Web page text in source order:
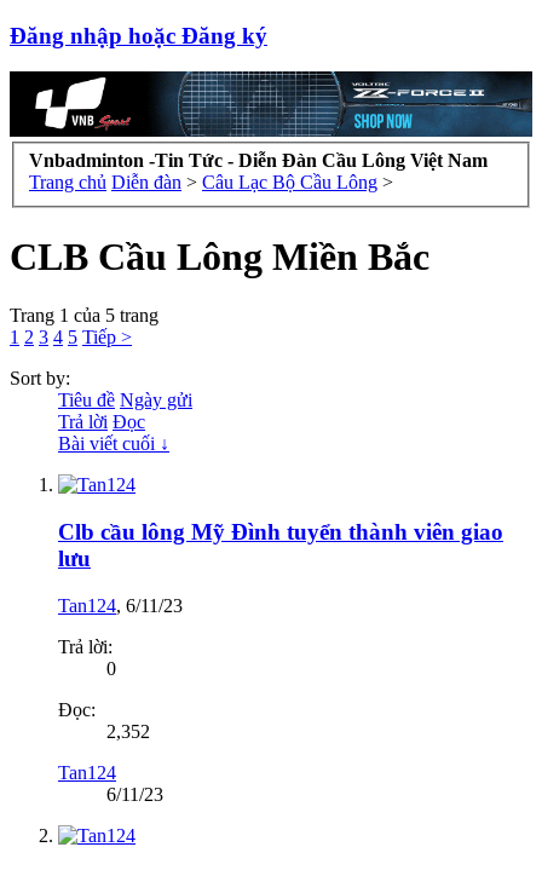
Đăng nhập hoặc Đăng ký
Vnbadminton -Tin Tức - Diễn Đàn Cầu Lông Việt Nam
Trang chủ Diễn đàn > Câu Lạc Bộ Cầu Lông >
CLB Cầu Lông Miền Bắc
Trang 1 của 5 trang
1 2 3 4 5 Tiếp >
Sort by:
Tiêu đề Ngày gửi
Trả lời Đọc
Bài viết cuối ↓
Clb cầu lông Mỹ Đình tuyển thành viên giao
lưu
Tan124, 6/11/23
Trả lời:
0
Đọc:
2,352
Tan124
6/11/23